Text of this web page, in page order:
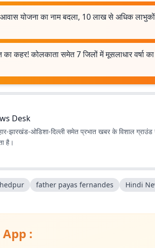
योजना का नाम बदला, 10 लाख से अधिक लाभुकों
का कहर! कोलकाता समेत 7 जिलों में मूसलाधार वर्षा
Desk
झारखंड-ओडिशा-दिल्‍ली समेत प्रभात खबर के विशाल
है।
father payas fernandes
Hindi
: